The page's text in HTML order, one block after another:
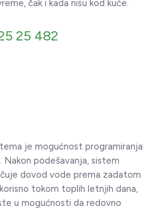
čak i kada nisu kod kuće.
25 482
je mogućnost programiranja
Nakon podešavanja, sistem
dovod vode prema zadatom
tokom toplih letnjih dana,
u mogućnosti da redovno